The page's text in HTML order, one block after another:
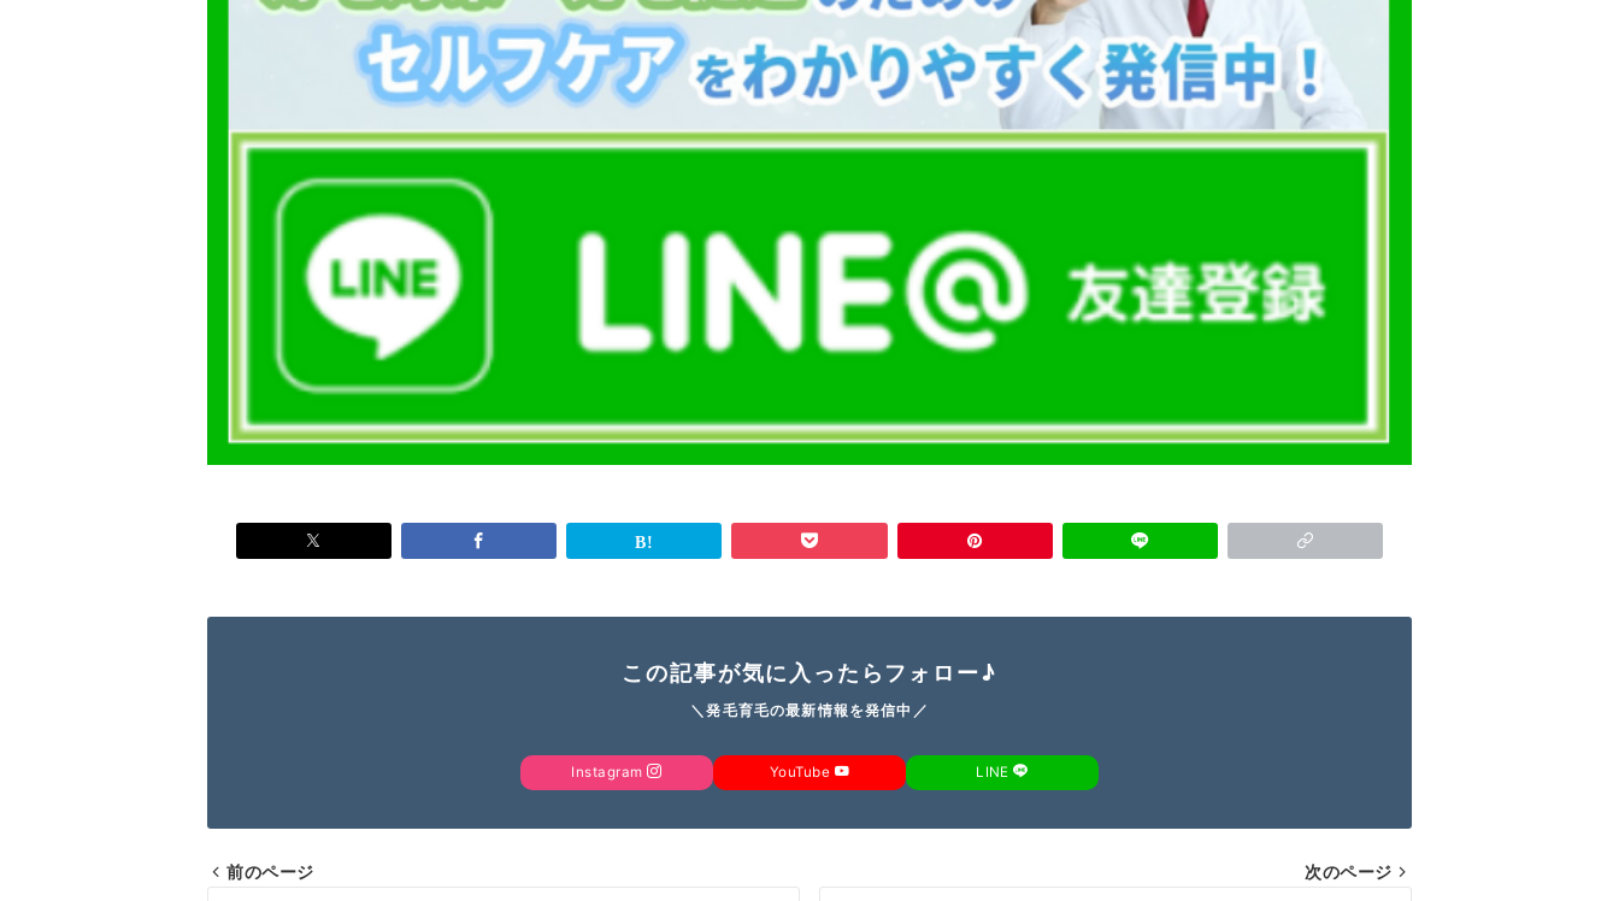
この記事が気に入ったらフォロー♪
＼発毛育毛の最新情報を発信中／
Instagram YouTube LINE
前のページ 次のページ